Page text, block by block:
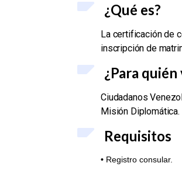
¿Qué es?
La certificación de
inscripción de
¿Para
Ciudadanos
Misión Diplomática.
Requisitos
• Registro consular.